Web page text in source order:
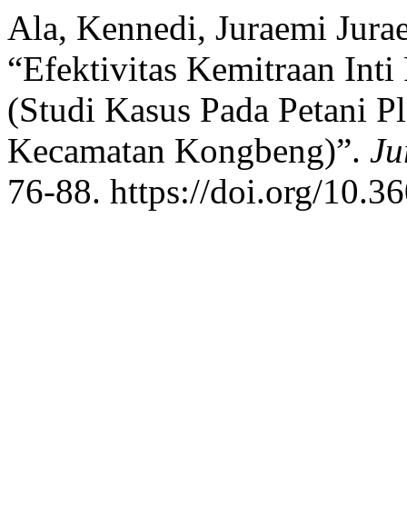
Ala, Kennedi, Juraemi
“Efektivitas Kemitraan Inti
(Studi Kasus Pada Petani
Kecamatan Kongbeng)”.
76-88. https://doi.org/